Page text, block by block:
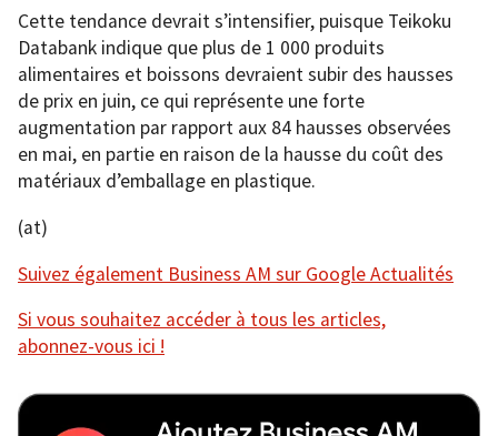
Cette tendance devrait s’intensifier, puisque Teikoku
Databank indique que plus de 1 000 produits
alimentaires et boissons devraient subir des hausses
de prix en juin, ce qui représente une forte
augmentation par rapport aux 84 hausses observées
en mai, en partie en raison de la hausse du coût des
matériaux d’emballage en plastique.
(at)
Suivez également Business AM sur Google Actualités
Si vous souhaitez accéder à tous les articles,
abonnez-vous ici !